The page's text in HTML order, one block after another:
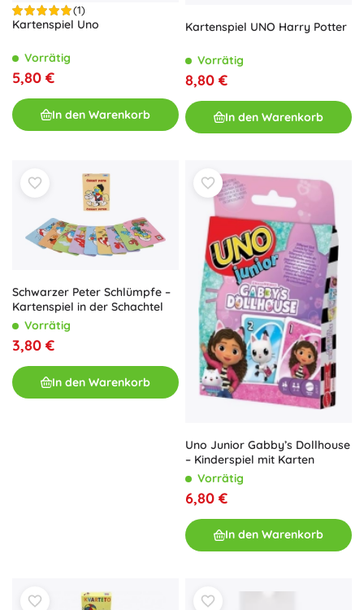
(1)
Kartenspiel Uno
Vorrätig
5,80 €
In den Warenkorb
Kartenspiel UNO Harry Potter
Vorrätig
8,80 €
In den Warenkorb
Schwarzer Peter Schlümpfe –
Kartenspiel in der Schachtel
Vorrätig
3,80 €
In den Warenkorb
Uno Junior Gabby’s Dollhouse
– Kinderspiel mit Karten
Vorrätig
6,80 €
In den Warenkorb